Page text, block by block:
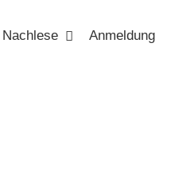
Nachlese Anmeldung